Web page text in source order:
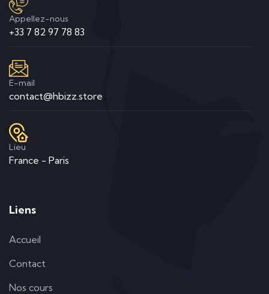
Appellez-nous
+33 7 82 97 78 83
E-mail
contact@hbizz.store
Lieu
France - Paris
Liens
Accueil
Contact
Nos cours